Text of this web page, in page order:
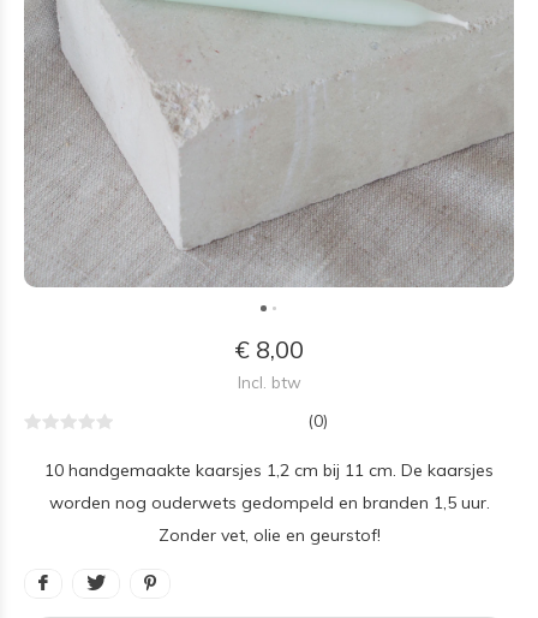
€ 8,00
Incl. btw
(0)
10 handgemaakte kaarsjes 1,2 cm bij 11 cm. De kaarsjes
worden nog ouderwets gedompeld en branden 1,5 uur.
Zonder vet, olie en geurstof!